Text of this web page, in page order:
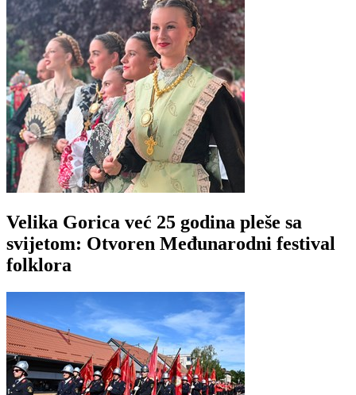
Velika Gorica već 25 godina pleše sa
svijetom: Otvoren Međunarodni festival
folklora